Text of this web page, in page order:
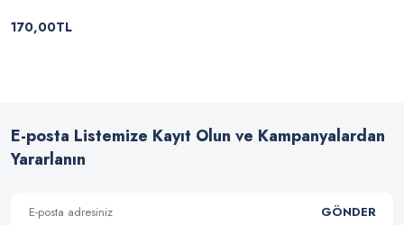
170,00TL
E-posta Listemize Kayıt Olun ve Kampanyalardan
Yararlanın
GÖNDER